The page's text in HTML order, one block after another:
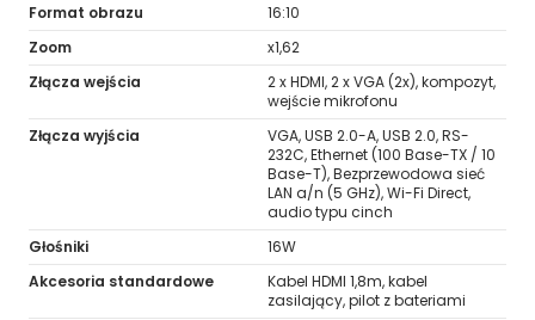
Format obrazu
16:10
Zoom
x1,62
Złącza wejścia
2 x HDMI, 2 x VGA (2x), kompozyt,
wejście mikrofonu
Złącza wyjścia
VGA, USB 2.0-A, USB 2.0, RS-
232C, Ethernet (100 Base-TX / 10
Base-T), Bezprzewodowa sieć
LAN a/n (5 GHz), Wi-Fi Direct,
audio typu cinch
Głośniki
16W
Akcesoria standardowe
Kabel HDMI 1,8m, kabel
zasilający, pilot z bateriami